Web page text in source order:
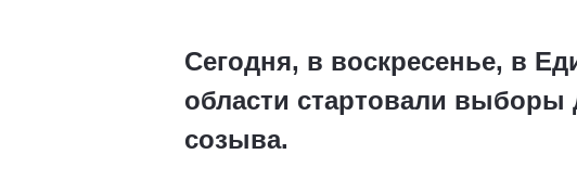
Сегодня, в воскресенье, в
области стартовали выборы
созыва.